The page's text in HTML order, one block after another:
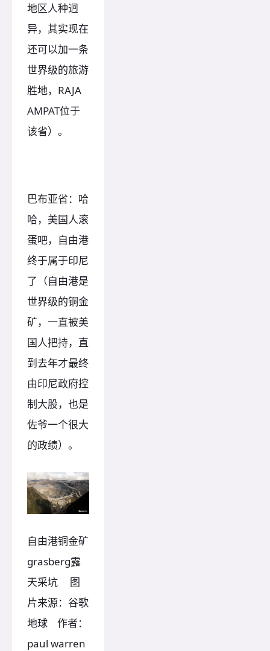
地区人种迥
异，其实现在
还可以加一条
世界级的旅游
胜地，RAJA
AMPAT位于
该省）。
巴布亚省：哈
哈，美国人滚
蛋吧，自由港
终于属于印尼
了（自由港是
世界级的铜金
矿，一直被美
国人把持，直
到去年才最终
由印尼政府控
制大股，也是
佐爷一个很大
的政绩）。
自由港铜金矿
grasberg露
天采坑 图
片来源：谷歌
地球 作者：
paul warren